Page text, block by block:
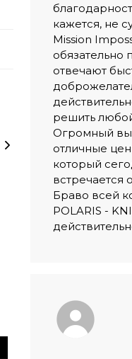
кажется, не
Mission
обязательно
отвечают
решить
Огромный
отличные
который
встречается
Браво всей
POLARIS -